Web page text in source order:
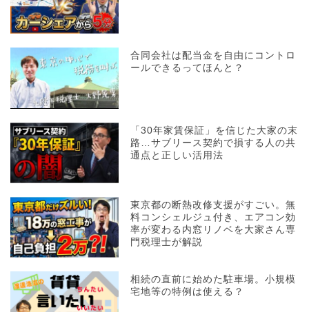
合同会社は配当金を自由にコントロ
ールできるってほんと？
「30年家賃保証」を信じた大家の末
路…サブリース契約で損する人の共
通点と正しい活用法
東京都の断熱改修支援がすごい。無
料コンシェルジュ付き、エアコン効
率が変わる内窓リノベを大家さん専
門税理士が解説
相続の直前に始めた駐車場。小規模
宅地等の特例は使える？